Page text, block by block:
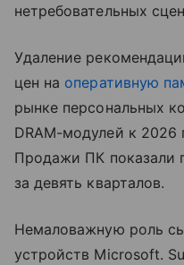
нетребовательных
Удаление
цен на оперативную
рынке персональных
DRAM-модулей к 2026
Продажи ПК показали
за девять кварталов.
Немаловажную роль
устройств Microsoft.